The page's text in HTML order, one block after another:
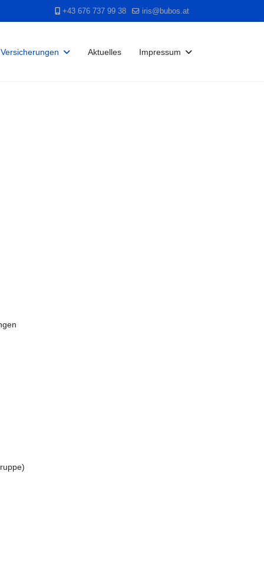
+43 676 737 99 38 iris@bubos.at
Versicherungen Aktuelles Impressum